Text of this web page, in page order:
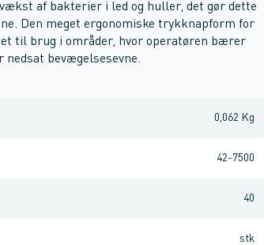
af bakterier i led og huller, det gør dette
Den meget ergonomiske trykknapform for
til brug i områder, hvor operatøren bærer
bevægelsesevne.
0,062 Kg
42-7500
40
stk